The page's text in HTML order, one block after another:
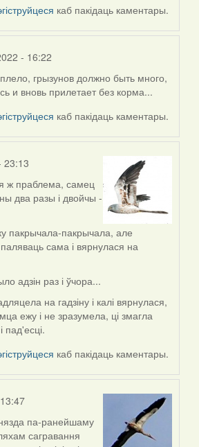
каб пакідаць каментары.
- 16:22
грызунов должно быть много,
и вновь прилетает без корма...
каб пакідаць каментары.
23:13
ж праблема, самец
два разы і двойчы -
пакрычала-пакрычала, але
сама і вярнулася на
адзін раз і ўчора...
на гадзіну і калі вярнулася,
ежу і не зразумела, ці змагла
пад'есці.
каб пакідаць каментары.
па-ранейшаму
сагравання